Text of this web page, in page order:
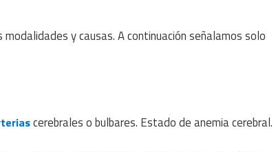
y causas. A continuación señalamos solo
cerebrales o bulbares. Estado de anemia cerebral.